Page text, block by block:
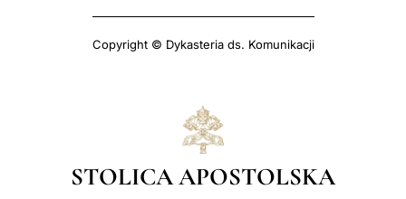
Copyright © Dykasteria ds. Komunikacji
STOLICA APOSTOLSKA